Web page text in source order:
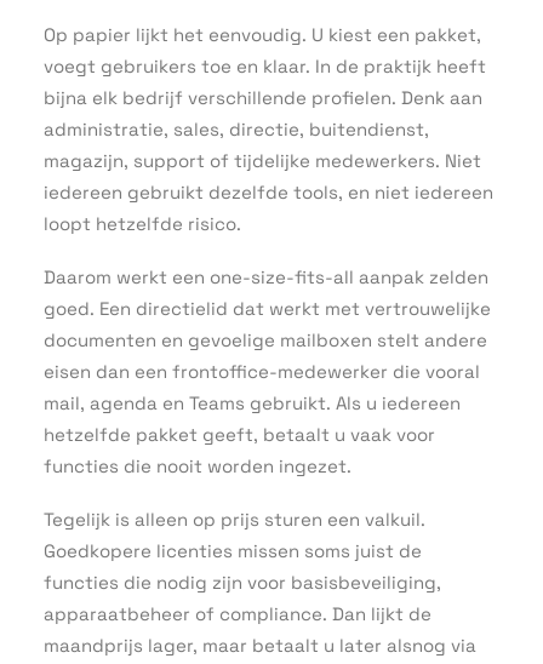
Op papier lijkt het eenvoudig. U kiest een pakket,
voegt gebruikers toe en klaar. In de praktijk heeft
bijna elk bedrijf verschillende profielen. Denk aan
administratie, sales, directie, buitendienst,
magazijn, support of tijdelijke medewerkers. Niet
iedereen gebruikt dezelfde tools, en niet iedereen
loopt hetzelfde risico.
Daarom werkt een one-size-fits-all aanpak zelden
goed. Een directielid dat werkt met vertrouwelijke
documenten en gevoelige mailboxen stelt andere
eisen dan een frontoffice-medewerker die vooral
mail, agenda en Teams gebruikt. Als u iedereen
hetzelfde pakket geeft, betaalt u vaak voor
functies die nooit worden ingezet.
Tegelijk is alleen op prijs sturen een valkuil.
Goedkopere licenties missen soms juist de
functies die nodig zijn voor basisbeveiliging,
apparaatbeheer of compliance. Dan lijkt de
maandprijs lager, maar betaalt u later alsnog via